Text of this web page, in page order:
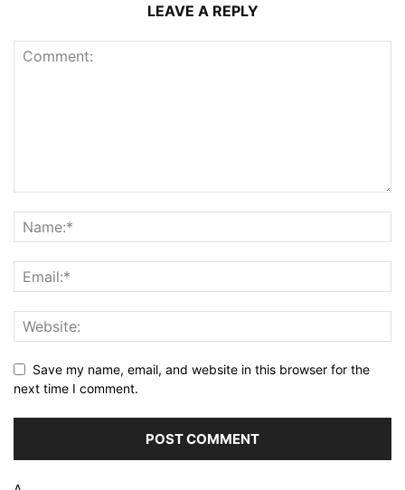
LEAVE A REPLY
Save my name, email, and website in this browser for the
next time I comment.